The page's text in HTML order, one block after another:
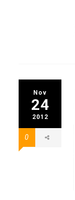
Nov
24
2012
0